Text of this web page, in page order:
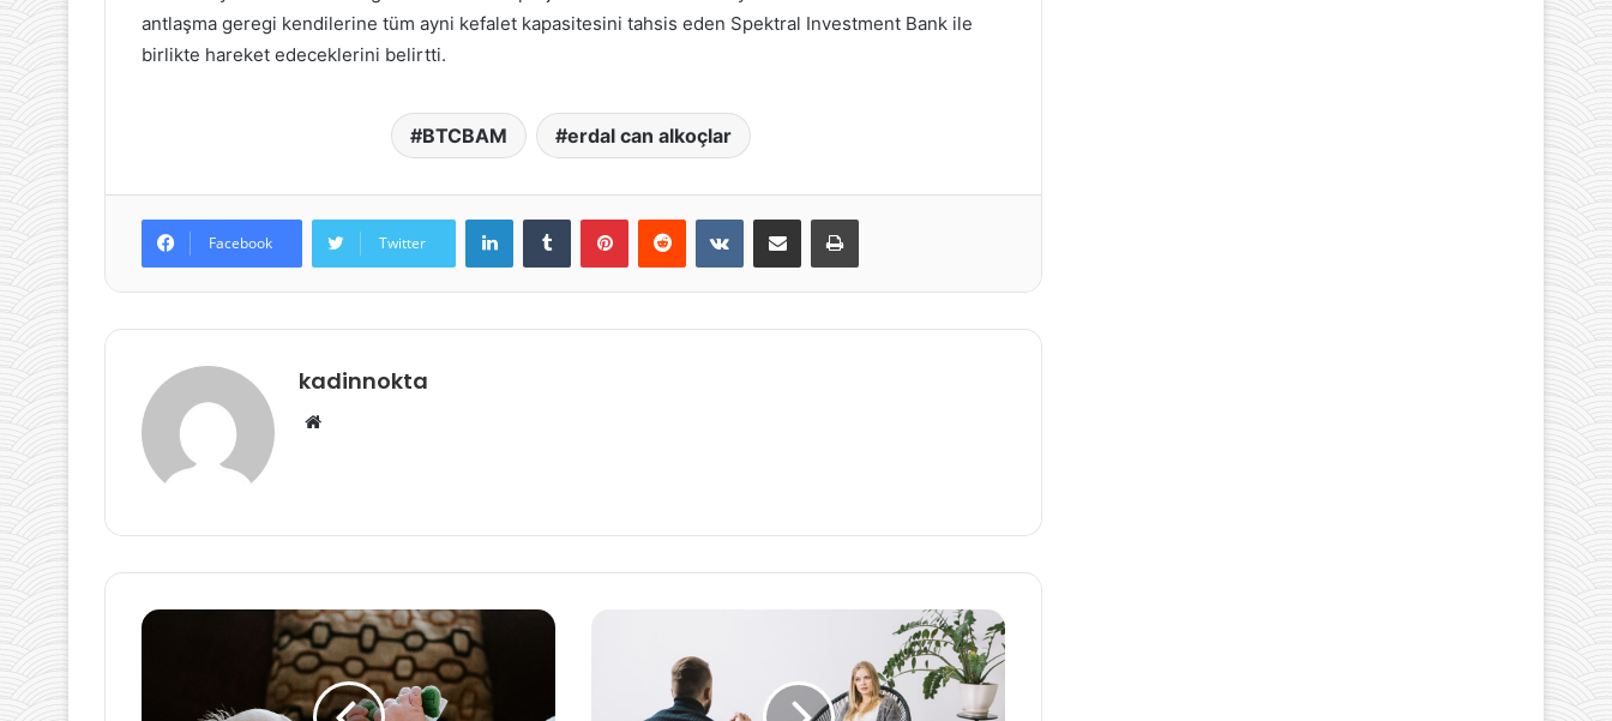
antlaşma geregi kendilerine tüm ayni kefalet kapasitesini tahsis eden Spektral Investment Bank ile
birlikte hareket edeceklerini belirtti.
BTCBAM erdal can alkoçlar
Facebook Twitter
LinkedInTumblr PinterestReddit VKontakteE-Posta ile paylaş Yazdır
kadinnokta
Web